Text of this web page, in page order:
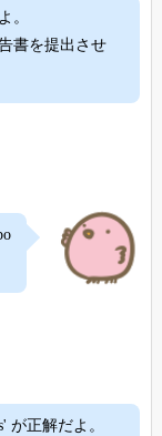
。
書を提出させ
が正解だよ。